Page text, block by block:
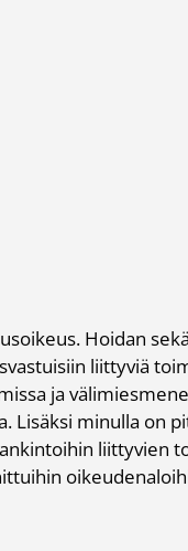
Hoidan
liittyviä
ja
Lisäksi minulla on
liittyvien